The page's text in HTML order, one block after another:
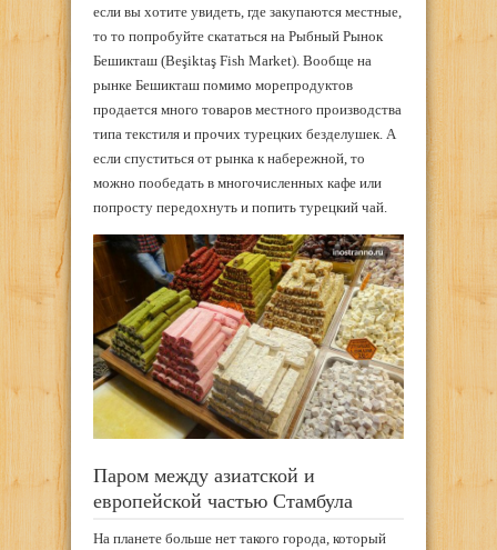
если вы хотите увидеть, где закупаются местные,
то то попробуйте скататься на Рыбный Рынок
Бешикташ (Beşiktaş Fish Market). Вообще на
рынке Бешикташ помимо морепродуктов
продается много товаров местного производства
типа текстиля и прочих турецких безделушек. А
если спуститься от рынка к набережной, то
можно пообедать в многочисленных кафе или
попросту передохнуть и попить турецкий чай.
Паром между азиатской и
европейской частью Стамбула
На планете больше нет такого города, который